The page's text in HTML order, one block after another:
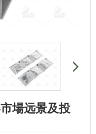
場远景及投